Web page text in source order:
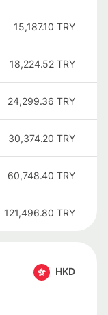
15,187.10 TRY
18,224.52 TRY
24,299.36 TRY
30,374.20 TRY
60,748.40 TRY
121,496.80 TRY
HKD